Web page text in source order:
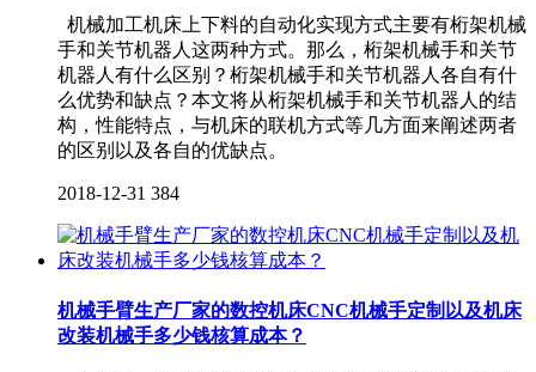
机械加工机床上下料的自动化实现方式主要有桁架机械
手和关节机器人这两种方式。那么，桁架机械手和关节
机器人有什么区别？桁架机械手和关节机器人各自有什
么优势和缺点？本文将从桁架机械手和关节机器人的结
构，性能特点，与机床的联机方式等几方面来阐述两者
的区别以及各自的优缺点。
2018-12-31 384
机械手臂生产厂家的数控机床CNC机械手定制以及机床
改装机械手多少钱核算成本？